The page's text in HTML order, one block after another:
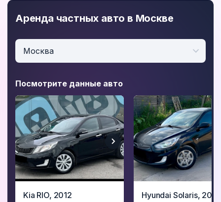
Аренда частных авто в Москве
Москва
Посмотрите данные авто
Kia RIO, 2012 Hyundai Solaris, 2011